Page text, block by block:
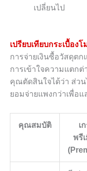
เปลี่ยนไป
เปรียบเทียบกระเบื้อง
การจ่ายเงินซื้อวัสดุต
การเข้าใจความแตกต่
คุณตัดสินใจได้ว่า ส่ว
ยอมจ่ายแพงกว่าเพื่อ
คุณสมบัติ
เ
พรี
(